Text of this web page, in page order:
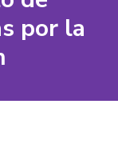
por la